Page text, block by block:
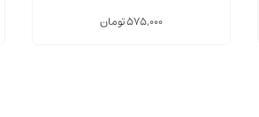
575,000تومان